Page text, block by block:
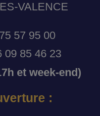
VALENCE
57 95 00
09 85 46 23
et week-end)
: